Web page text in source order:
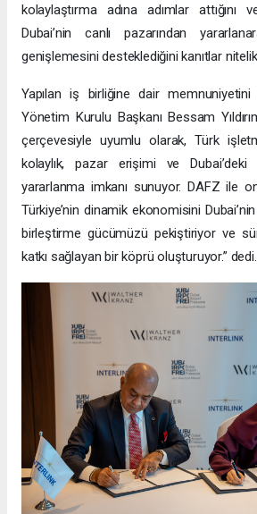
kolaylaştırma adına adımlar attığını
Dubai’nin canlı pazarından
genişlemesini desteklediğini kanıtlar
Yapılan iş birliğine dair
Yönetim Kurulu Başkanı Bessam
çerçevesiyle uyumlu olarak, Türk
kolaylık, pazar erişimi ve Dubai’deki
yararlanma imkanı sunuyor. DAFZ ile on
Türkiye’nin dinamik ekonomisini
birleştirme gücümüzü pekiştiriyor ve
katkı sağlayan bir köprü oluşturuyor.” dedi.